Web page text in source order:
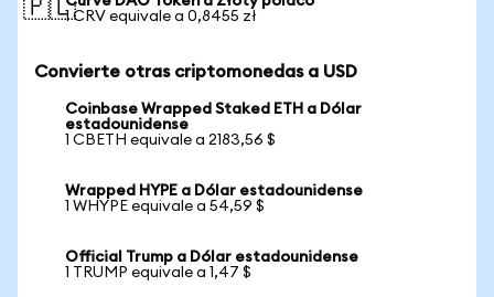
🇵🇱1 CRV equivale a 0,8455 zł
Convierte otras criptomonedas a USD
Coinbase Wrapped Staked ETH a Dólar
estadounidense
1 CBETH equivale a 2183,56 $
Wrapped HYPE a Dólar estadounidense
1 WHYPE equivale a 54,59 $
Official Trump a Dólar estadounidense
1 TRUMP equivale a 1,47 $